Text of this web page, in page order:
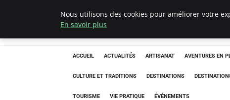
Correze Co
ACCUEIL ACTUALITÉS ARTISANAT AVENTURES EN
CULTURE ET TRADITIONS DESTINATIONS
TOURISME VIE PRATIQUE ÉVÉNEMENTS
Nous utilisons des cookies pour améliorer votre
En savoir plus